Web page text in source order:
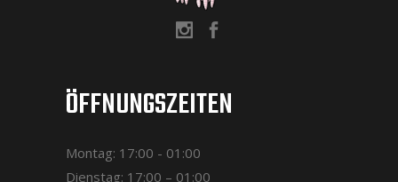
ÖFFNUNGSZEITEN
Montag: 17:00 - 01:00
Dienstag: 17:00 – 01:00